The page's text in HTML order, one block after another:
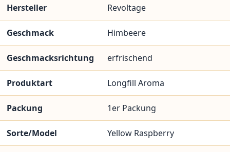
Hersteller Revoltage
Geschmack Himbeere
Geschmacksrichtung erfrischend
Produktart Longfill Aroma
Packung 1er Packung
Sorte/Model Yellow Raspberry